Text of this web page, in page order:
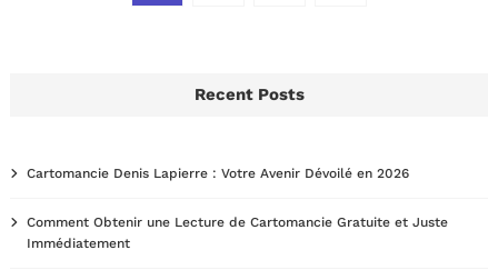
Recent Posts
Cartomancie Denis Lapierre : Votre Avenir Dévoilé en 2026
Comment Obtenir une Lecture de Cartomancie Gratuite et Juste
Immédiatement